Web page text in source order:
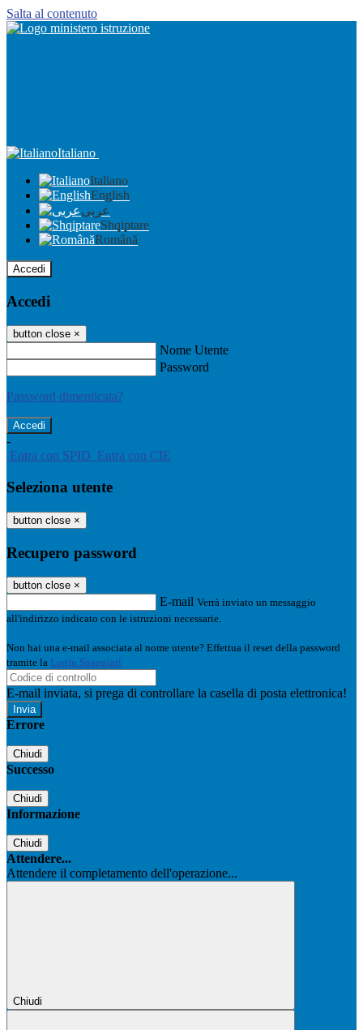
Salta al contenuto
Italiano
Italiano
English
عربى
Shqiptare
Română
Accedi
Accedi
button close ×
Nome Utente
Password
Password dimenticata?
-
Entra con SPID Entra con CIE
Seleziona utente
button close ×
Recupero password
button close ×
E-mail Verrà inviato un messaggio
all'indirizzo indicato con le istruzioni necessarie.
Non hai una e-mail associata al nome utente? Effettua il reset della password
tramite la Login Spaggiari
E-mail inviata, si prega di controllare la casella di posta elettronica!
Errore
Chiudi
Successo
Chiudi
Informazione
Chiudi
Attendere...
Attendere il completamento dell'operazione...
Chiudi